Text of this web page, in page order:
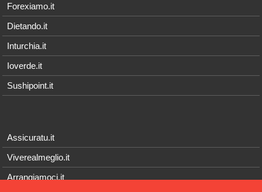
Forexiamo.it
Dietando.it
Inturchia.it
Ioverde.it
Sushipoint.it
Assicuratu.it
Viverealmeglio.it
Arrangiamoci.it